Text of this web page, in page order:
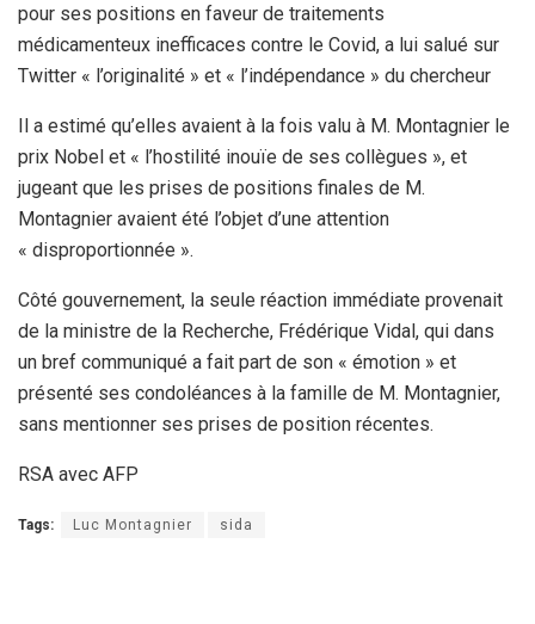
pour ses positions en faveur de traitements
médicamenteux inefficaces contre le Covid, a lui salué sur
Twitter « l’originalité » et « l’indépendance » du chercheur
Il a estimé qu’elles avaient à la fois valu à M. Montagnier le
prix Nobel et « l’hostilité inouïe de ses collègues », et
jugeant que les prises de positions finales de M.
Montagnier avaient été l’objet d’une attention
« disproportionnée ».
Côté gouvernement, la seule réaction immédiate provenait
de la ministre de la Recherche, Frédérique Vidal, qui dans
un bref communiqué a fait part de son « émotion » et
présenté ses condoléances à la famille de M. Montagnier,
sans mentionner ses prises de position récentes.
RSA avec AFP
Tags: Luc Montagnier sida